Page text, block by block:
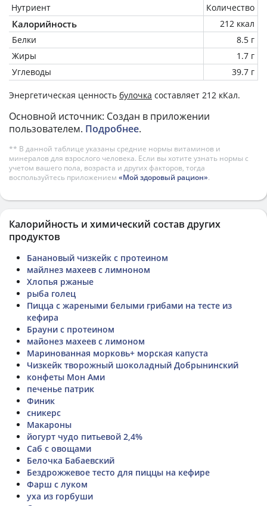
Нутриент
Количество
Калорийность
212 ккал
Белки
8.5 г
Жиры
1.7 г
Углеводы
39.7 г
Энергетическая ценность булочка составляет 212 кКал.
Основной источник: Создан в приложении
пользователем. Подробнее.
** В данной таблице указаны средние нормы витаминов и
минералов для взрослого человека. Если вы хотите узнать нормы с
учетом вашего пола, возраста и других факторов, тогда
воспользуйтесь приложением «Мой здоровый рацион».
Калорийность и химический состав других
продуктов
Банановый чизкейк с протеином
майлнез махеев с лимноном
Хлопья ржаные
рыба голец
Пицца с жареными белыми грибами на тесте из
кефира
Брауни с протеином
майонез махеев с лимоном
Маринованная морковь+ морская капуста
Чизкейк творожный шоколадный Добрынинский
конфеты Мон Ами
печенье патрик
Финик
сникерс
Макароны
йогурт чудо питьевой 2,4%
Саб с овощами
Белочка Бабаевский
Бездрожжевое тесто для пиццы на кефире
Фарш с луком
уха из горбуши